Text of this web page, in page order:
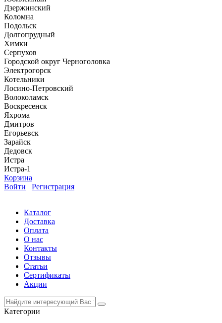
Дзержинский
Коломна
Подольск
Долгопрудный
Химки
Серпухов
Городской округ Черноголовка
Электрогорск
Котельники
Лосино-Петровский
Волоколамск
Воскресенск
Яхрома
Дмитров
Егорьевск
Зарайск
Дедовск
Истра
Истра-1
Корзина
Войти
Регистрация
Каталог
Доставка
Оплата
О нас
Контакты
Отзывы
Статьи
Сертификаты
Акции
Категории